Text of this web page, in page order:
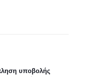
υποβολής